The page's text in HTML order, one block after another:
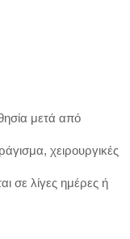
μετά από
χειρουργικές
σε λίγες ημέρες ή